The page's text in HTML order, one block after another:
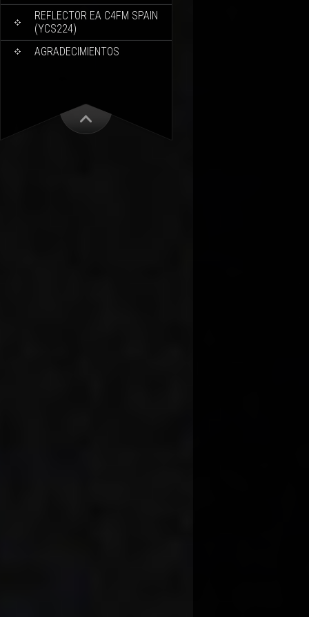
REFLECTOR EA C4FM SPAIN
(YCS224)
AGRADECIMIENTOS